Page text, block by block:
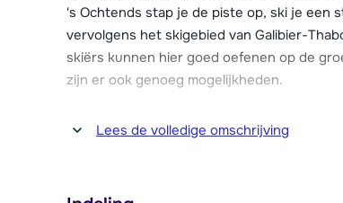
's Ochtends stap je de piste op, ski je een
vervolgens het skigebied van Galibier-
skiërs kunnen hier goed oefenen op de
zijn er ook genoeg mogelijkheden.
In het authentieke centrum van Valloire,
Lees de volledige omschrijving